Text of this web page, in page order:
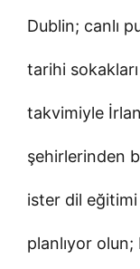
Dublin; canlı
tarihi
takvimiyle
şehirlerinden
ister dil
planlıyor